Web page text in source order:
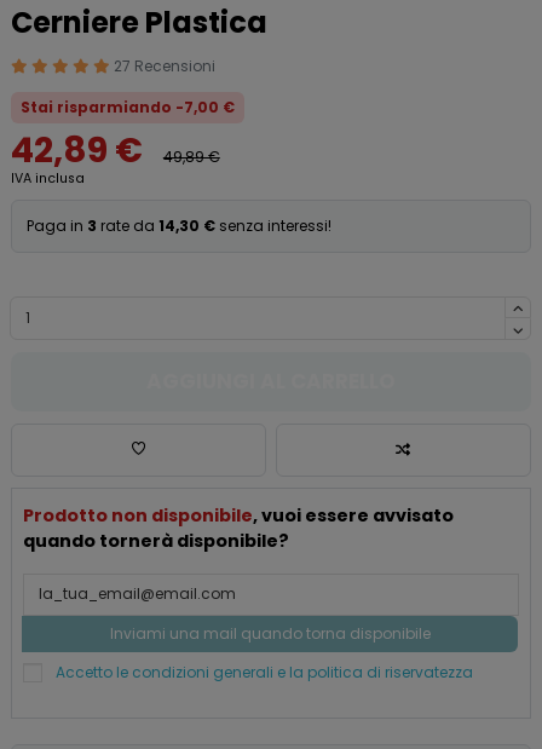
Cerniere Plastica
27 Recensioni
Stai risparmiando -7,00 €
42,89 € 49,89 €
IVA inclusa
Paga in 3 rate da 14,30 € senza interessi!
Prodotto non disponibile, vuoi essere avvisato
quando tornerà disponibile?
Accetto le condizioni generali e la politica di riservatezza